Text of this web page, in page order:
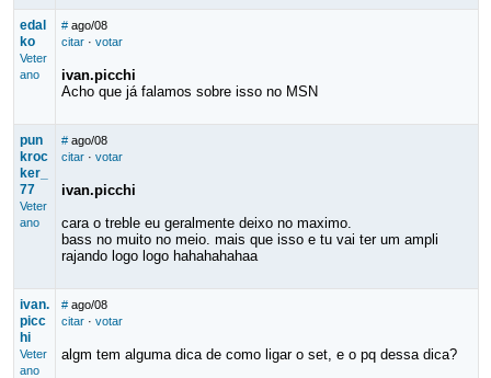
edal
ko
Veter
ano
# ago/08
citar· votar
ivan.picchi
Acho que já falamos sobre isso no MSN
pun
kroc
ker_
77
Veter
ano
# ago/08
citar· votar
ivan.picchi
cara o treble eu geralmente deixo no maximo.
bass no muito no meio. mais que isso e tu vai ter um ampli
rajando logo logo hahahahahaa
ivan.
picc
hi
Veter
ano
# ago/08
citar· votar
algm tem alguma dica de como ligar o set, e o pq dessa dica?